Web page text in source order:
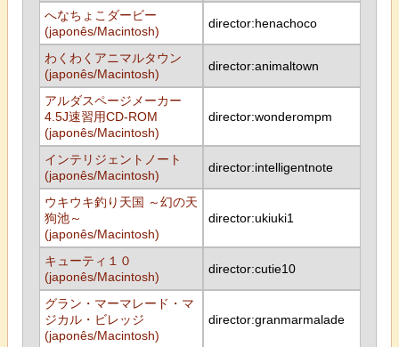
へなちょこダービー
(japonês/Macintosh)
director:henachoco
わくわくアニマルタウン
(japonês/Macintosh)
director:animaltown
アルダスページメーカー
4.5J速習用CD-ROM
(japonês/Macintosh)
director:wonderompm
インテリジェントノート
(japonês/Macintosh)
director:intelligentnote
ウキウキ釣り天国 ～幻の天
狗池～
(japonês/Macintosh)
director:ukiuki1
キューティ１０
(japonês/Macintosh)
director:cutie10
グラン・マーマレード・マ
ジカル・ビレッジ
(japonês/Macintosh)
director:granmarmalade